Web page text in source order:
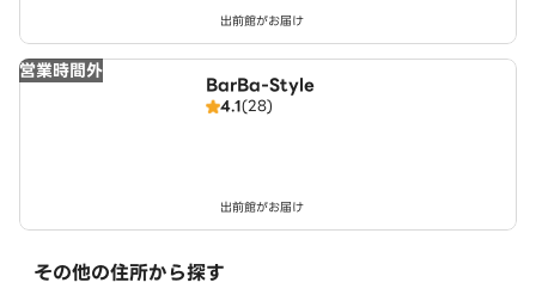
出前館がお届け
営業時間外
BarBa-Style
4.1(28)
出前館がお届け
その他の住所から探す